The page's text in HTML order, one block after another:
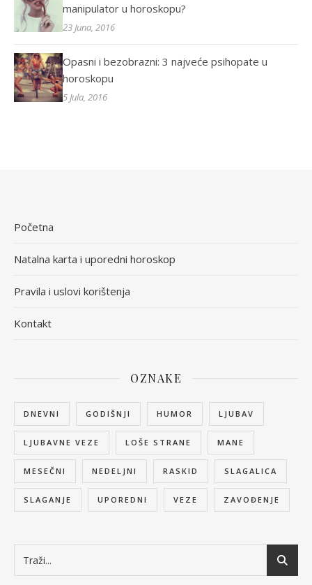
manipulator u horoskopu?
23 Juna, 2016
Opasni i bezobrazni: 3 najveće psihopate u
horoskopu
5 Jula, 2016
Početna
Natalna karta i uporedni horoskop
Pravila i uslovi korištenja
Kontakt
OZNAKE
DNEVNI GODIŠNJI HUMOR LJUBAV
LJUBAVNE VEZE LOŠE STRANE MANE
MESEČNI NEDELJNI RASKID SLAGALICA
SLAGANJE UPOREDNI VEZE ZAVOĐENJE